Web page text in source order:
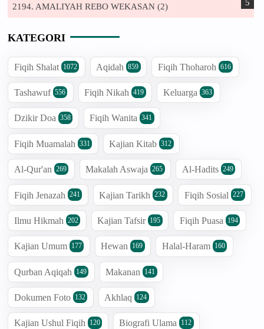
2194. AMALIYAH REBO WEKASAN (2)
KATEGORI
Fiqih Shalat 1072 Aqidah 859 Fiqih Thoharoh 616
Tashawuf 556 Fiqih Nikah 419 Keluarga 363
Dzikir Doa 358 Fiqih Wanita 341
Fiqih Muamalah 331 Kajian Kitab 312
Al-Qur'an 269 Makalah Aswaja 265 Al-Hadits 249
Fiqih Jenazah 241 Kajian Tarikh 232 Fiqih Sosial 227
Ilmu Hikmah 202 Kajian Tafsir 195 Fiqih Puasa 194
Kajian Umum 177 Hewan 169 Halal-Haram 160
Qurban Aqiqah 149 Makanan 141
Dokumen Foto 132 Akhlaq 124
Kajian Ushul Fiqih 120 Biografi Ulama 112